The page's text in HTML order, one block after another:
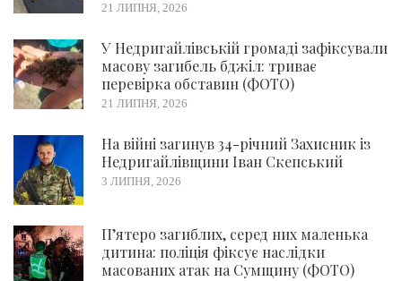
21 ЛИПНЯ, 2026
У Недригайлівській громаді зафіксували
масову загибель бджіл: триває
перевірка обставин (ФОТО)
21 ЛИПНЯ, 2026
На війні загинув 34-річний Захисник із
Недригайлівщини Іван Скепський
3 ЛИПНЯ, 2026
П’ятеро загиблих, серед них маленька
дитина: поліція фіксує наслідки
масованих атак на Сумщину (ФОТО)